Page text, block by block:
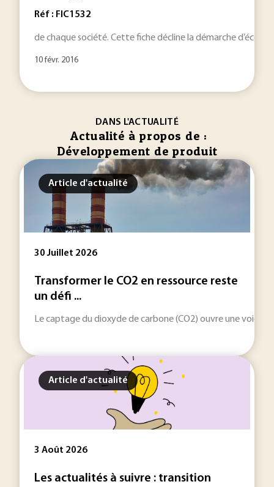
Réf : FIC1532
de chaque société. Cette fiche décline la démarche d’éco-
10 févr. 2016
DANS L'ACTUALITÉ
Actualité à propos de :
Développement de produit
Article d'actualité
30 Juillet 2026
Transformer le CO2 en ressource reste
un défi ...
Le captage du dioxyde de carbone (CO2) ouvre une voie
Article d'actualité
3 Août 2026
Les actualités à suivre : transition